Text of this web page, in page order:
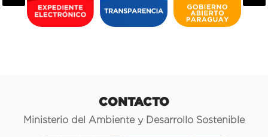
CONTACTO
Ministerio del Ambiente y Desarrollo Sostenible